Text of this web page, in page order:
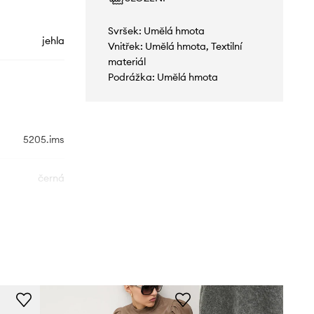
jehla
5205.ims
černá
Svršek: Umělá hmota
Vnitřek: Umělá hmota, Textilní
materiál
Podrážka: Umělá hmota